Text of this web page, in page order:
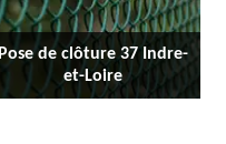
Pose de clôture 37 Indre-
et-Loire